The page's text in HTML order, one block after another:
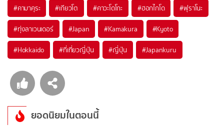
#คามาคุระ #เกียวโต #คาวะโดโกะ #ฮอกไกโด #ฟุราโนะ
#ทุ่งลาเวนเดอร์ #Japan #Kamakura #Kyoto
#Hokkaido #ที่เที่ยวญี่ปุ่น #ญี่ปุ่น #Japankuru
ยอดนิยมในตอนนี้